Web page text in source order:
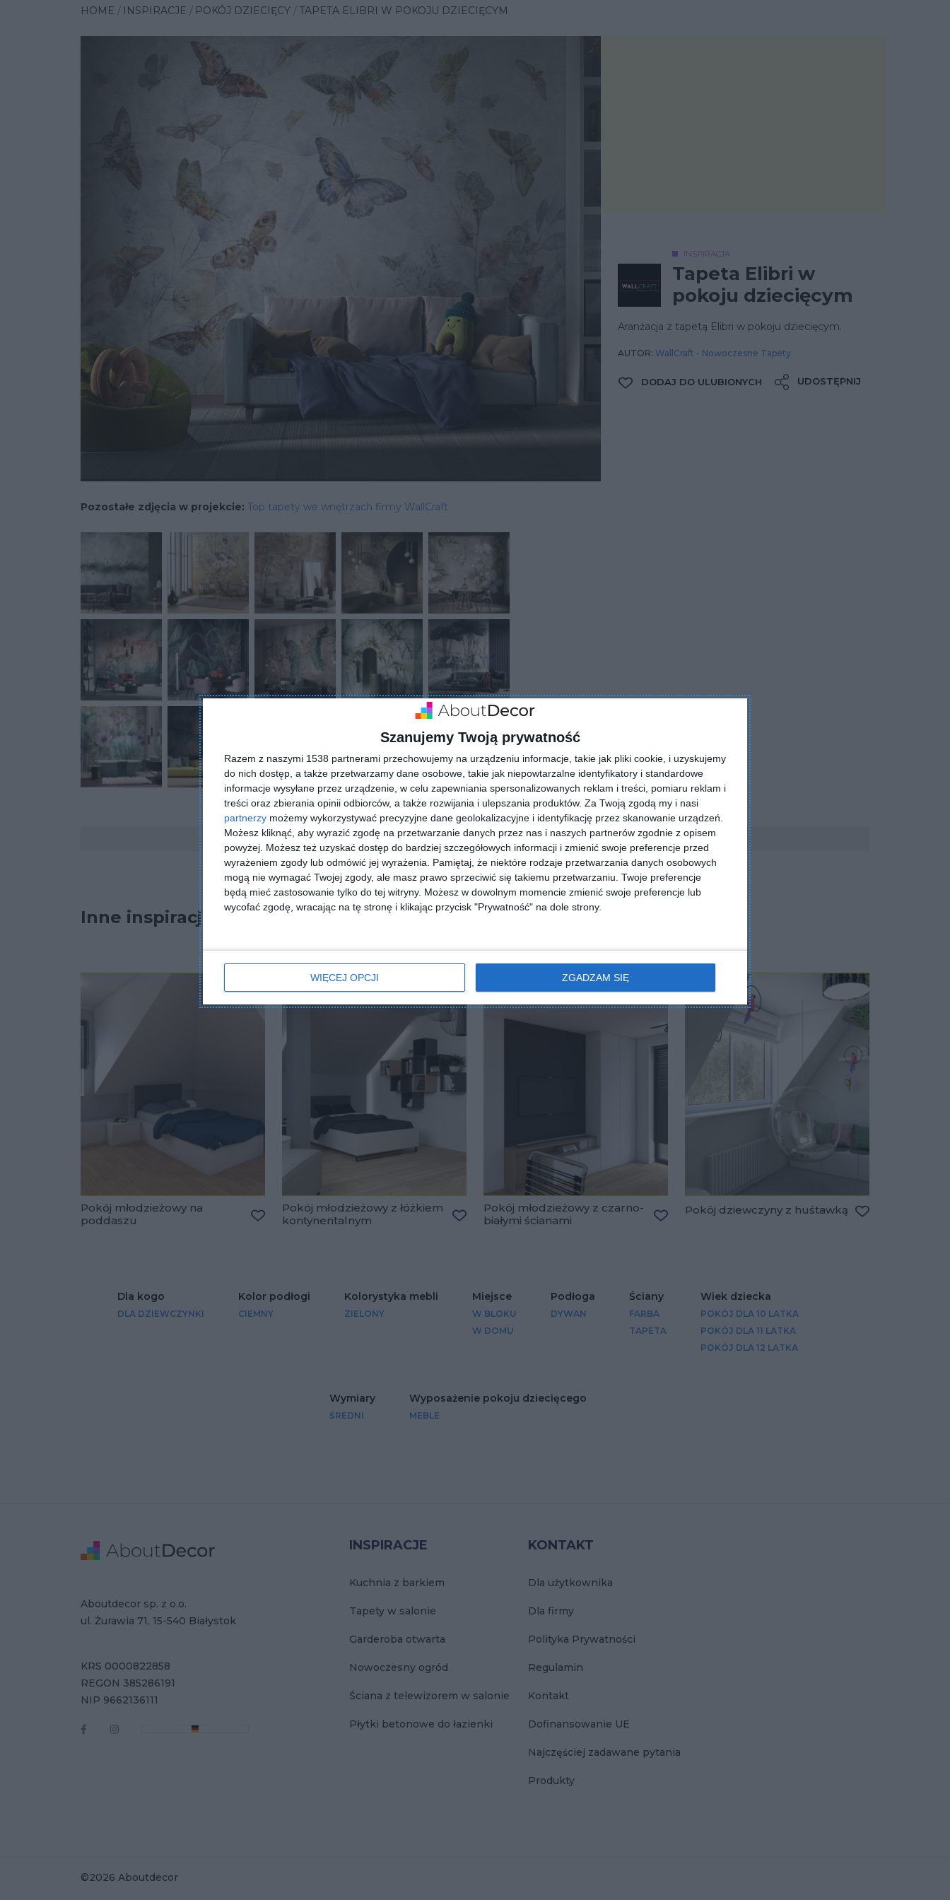
Szanujemy Twoją prywatność
Razem z naszymi 1538 partnerami przechowujemy na urządzeniu informacje, takie jak pliki cookie, i uzyskujemy
do nich dostęp, a także przetwarzamy dane osobowe, takie jak niepowtarzalne identyfikatory i standardowe
informacje wysyłane przez urządzenie, w celu zapewniania spersonalizowanych reklam i treści, pomiaru reklam i
treści oraz zbierania opinii odbiorców, a także rozwijania i ulepszania produktów. Za Twoją zgodą my i nasi
partnerzy możemy wykorzystywać precyzyjne dane geolokalizacyjne i identyfikację przez skanowanie urządzeń.
Możesz kliknąć, aby wyrazić zgodę na przetwarzanie danych przez nas i naszych partnerów zgodnie z opisem
powyżej. Możesz też uzyskać dostęp do bardziej szczegółowych informacji i zmienić swoje preferencje przed
wyrażeniem zgody lub odmówić jej wyrażenia.
Pamiętaj, że niektóre rodzaje przetwarzania danych osobowych
mogą nie wymagać Twojej zgody, ale masz prawo sprzeciwić się takiemu przetwarzaniu. Twoje preferencje
będą mieć zastosowanie tylko do tej witryny. Możesz w dowolnym momencie zmienić swoje preferencje lub
wycofać zgodę, wracając na tę stronę i klikając przycisk "Prywatność" na dole strony.
WIĘCEJ OPCJI ZGADZAM SIĘ
HOME INSPIRACJE POKÓJ DZIECIĘCY TAPETA ELIBRI W POKOJU DZIECIĘCYM
INSPIRACJA
Tapeta Elibri w
pokoju dziecięcym
Aranżacja z tapetą Elibri w pokoju dziecięcym.
AUTOR: WallCraft - Nowoczesne Tapety
DODAJ DO ULUBIONYCH UDOSTĘPNIJ
Pozostałe zdjęcia w projekcie: Top tapety we wnętrzach firmy WallCraft
ZADAJ PYTANIE
Inne inspiracje
Pokój młodzieżowy na
poddaszu
Dodaj do ulubionych
Pokój młodzieżowy z łóżkiem
kontynentalnym
Dodaj do ulubionych
Pokój młodzieżowy z czarno-
białymi ścianami
Pokój dziewczyny z huśtawką
Dla kogo
DLA DZIEWCZYNKI
Kolor podłogi
CIEMNY
Kolorystyka mebli
ZIELONY
Miejsce
W BLOKU
W DOMU
Podłoga
DYWAN
Ściany
FARBA
TAPETA
Wiek dziecka
POKÓJ DLA 10 LATKA
POKÓJ DLA 11 LATKA
POKÓJ DLA 12 LATKA
Wymiary
ŚREDNI
Wyposażenie pokoju dziecięcego
MEBLE
INSPIRACJE
Kuchnia z barkiem
Tapety w salonie
Garderoba otwarta
Nowoczesny ogród
Ściana z telewizorem w salonie
Płytki betonowe do łazienki
KONTAKT
Dla użytkownika
Dla firmy
Polityka Prywatności
Regulamin
Kontakt
Dofinansowanie UE
Najczęściej zadawane pytania
Produkty
Adres
Aboutdecor sp. z o.o.
ul. Żurawia 71, 15-540 Białystok
Dane Firmy
KRS 0000822858
REGON 385286191
NIP 9662136111
©2026 Aboutdecor